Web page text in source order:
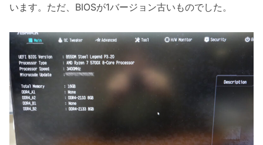
います。ただ、BIOSが1バージョン古いものでした。